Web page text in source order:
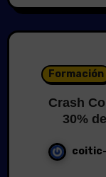
Formación
Crash
30%